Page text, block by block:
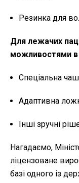
Резинка для
Для лежачих
можливостями в
Спеціальна
Адаптивна
Інші зручні
Нагадаємо,
ліцензоване
базі одного із